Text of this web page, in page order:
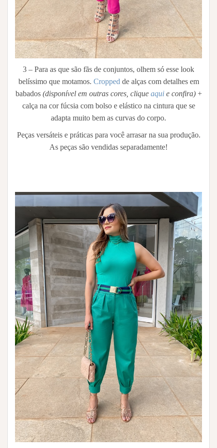
3 – Para as que são fãs de conjuntos, olhem só esse look
belíssimo que motamos. Cropped de alças com detalhes em
babados (disponível em outras cores, clique aqui e confira)+
calça na cor fúcsia com bolso e elástico na cintura que se
adapta muito bem as curvas do corpo.
Peças versáteis e práticas para você arrasar na sua produção.
As peças são vendidas separadamente!